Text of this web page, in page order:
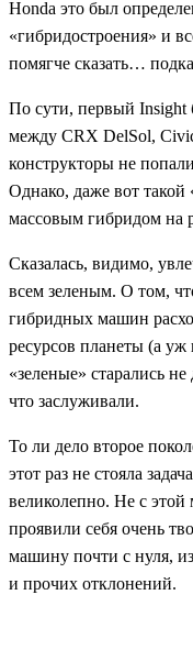
Honda это был
«гибридостроения» и
помягче сказать…
По сути, первый Insight
между CRX DelSol,
конструкторы не
Однако, даже вот такой
массовым гибридом
Сказалась, видимо,
всем зеленым. О том,
гибридных машин
ресурсов планеты (а
«зеленые» старались
что заслуживали.
То ли дело второе
этот раз не стояла
великолепно. Не с
проявили себя очень
машину почти с нуля,
и прочих отклонений.